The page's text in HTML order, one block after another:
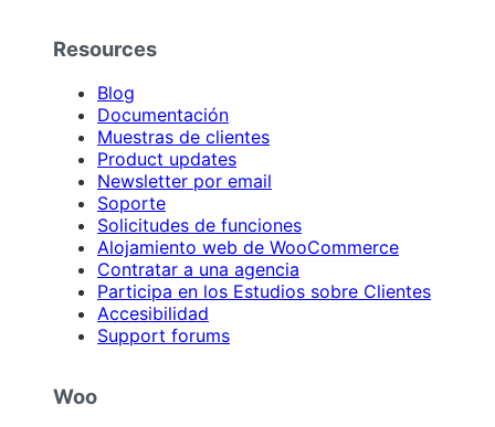
Resources
Blog
Documentación
Muestras de clientes
Product updates
Newsletter por email
Soporte
Solicitudes de funciones
Alojamiento web de WooCommerce
Contratar a una agencia
Participa en los Estudios sobre Clientes
Accesibilidad
Support forums
Woo